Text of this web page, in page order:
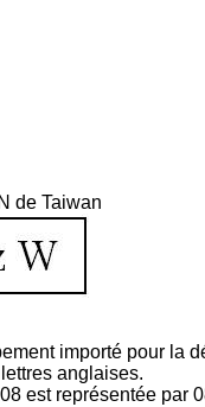
de Taiwan
importé pour la
anglaises.
est représentée par